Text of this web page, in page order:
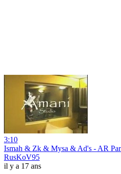
3:10
Ismah & Zk & Mysa & Ad's - AR
RusKoV95
il y a 17 ans